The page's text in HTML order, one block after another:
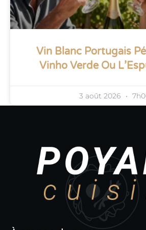
Vin Blanc Portugais
Vinho Verde Ou
3 août 2026